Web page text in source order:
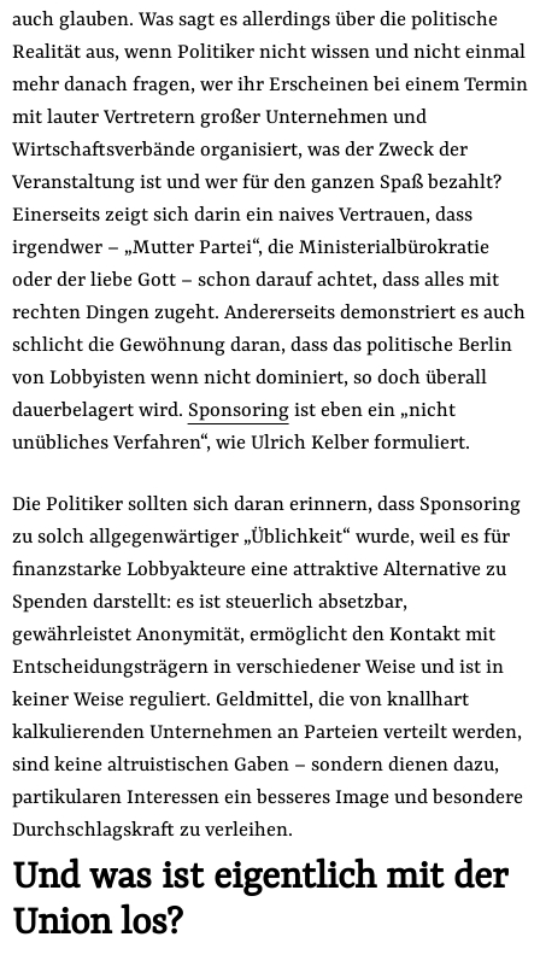
auch glauben. Was sagt es allerdings über die politische
Realität aus, wenn Politiker nicht wissen und nicht einmal
mehr danach fragen, wer ihr Erscheinen bei einem Termin
mit lauter Vertretern großer Unternehmen und
Wirtschaftsverbände organisiert, was der Zweck der
Veranstaltung ist und wer für den ganzen Spaß bezahlt?
Einerseits zeigt sich darin ein naives Vertrauen, dass
irgendwer – „Mutter Partei“, die Ministerialbürokratie
oder der liebe Gott – schon darauf achtet, dass alles mit
rechten Dingen zugeht. Andererseits demonstriert es auch
schlicht die Gewöhnung daran, dass das politische Berlin
von Lobbyisten wenn nicht dominiert, so doch überall
dauerbelagert wird. Sponsoringist eben ein „nicht
unübliches Verfahren“, wie Ulrich Kelber formuliert.
Die Politiker sollten sich daran erinnern, dass Sponsoring
zu solch allgegenwärtiger „Üblichkeit“ wurde, weil es für
finanzstarke Lobbyakteure eine attraktive Alternative zu
Spenden darstellt: es ist steuerlich absetzbar,
gewährleistet Anonymität, ermöglicht den Kontakt mit
Entscheidungsträgern in verschiedener Weise und ist in
keiner Weise reguliert. Geldmittel, die von knallhart
kalkulierenden Unternehmen an Parteien verteilt werden,
sind keine altruistischen Gaben – sondern dienen dazu,
partikularen Interessen ein besseres Image und besondere
Durchschlagskraft zu verleihen.
Und was ist eigentlich mit der
Union los?